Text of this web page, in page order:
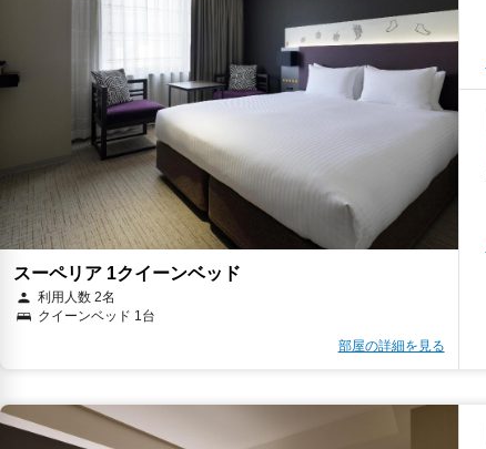
スーペリア 1クイーンベッド
利用人数 2名
クイーンベッド 1台
部屋の詳細を見る